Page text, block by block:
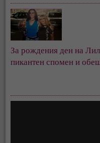
За рождения ден на
пикантен спомен и